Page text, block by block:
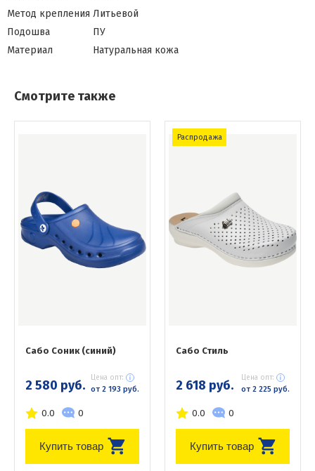
Метод крепления Литьевой
Подошва
ПУ
Материал
Натуральная кожа
Смотрите также
Сабо Соник (синий)
2 580 руб. Цена опт:
от 2 193 руб.
0.0 0
Купить товар
Распродажа
Сабо Стиль
2 618 руб. Цена опт:
от 2 225 руб.
0.0 0
Купить товар